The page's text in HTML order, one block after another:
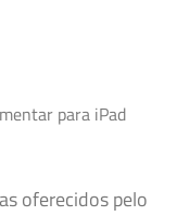
para iPad
oferecidos pelo